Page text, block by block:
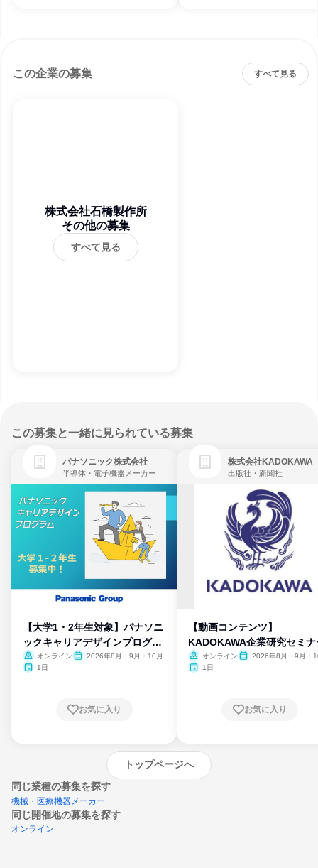
この企業の募集 すべて見る
株式会社石橋製作所
その他の募集
すべて見る
この募集と一緒に見られている募集
パナソニック株式会社
半導体・電子機器メーカー
【大学1・2年生対象】パナソニ
ックキャリアデザインプログラ
ム
オンライン
2026年8月・9月・10月
1日
お気に入り
株式会社KADOKAWA
出版社・新聞社
【動画コンテンツ】
KADOKAWA企業研究セミナ
オンライン
2026年8月・9月・
1日
お気に入り
トップページへ
同じ業種の募集を探す
機械・医療機器メーカー
同じ開催地の募集を探す
オンライン